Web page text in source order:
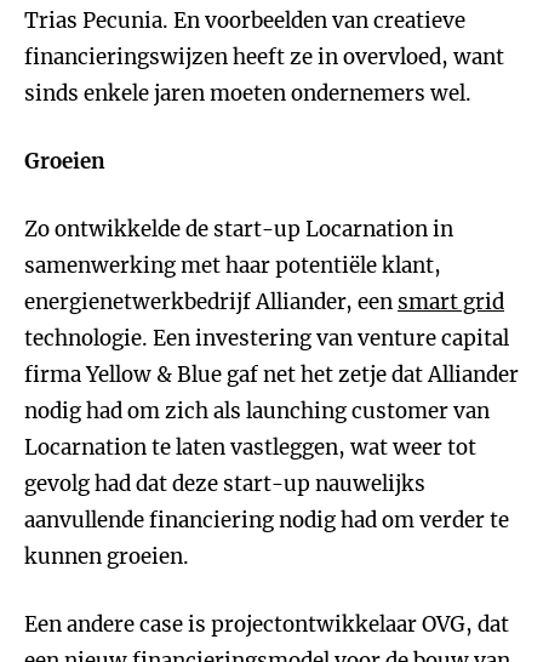
Trias Pecunia. En voorbeelden van creatieve
financieringswijzen heeft ze in overvloed, want
sinds enkele jaren moeten ondernemers wel.
Groeien
Zo ontwikkelde de start-up Locarnation in
samenwerking met haar potentiële klant,
energienetwerkbedrijf Alliander, een smart grid
technologie. Een investering van venture capital
firma Yellow & Blue gaf net het zetje dat Alliander
nodig had om zich als launching customer van
Locarnation te laten vastleggen, wat weer tot
gevolg had dat deze start-up nauwelijks
aanvullende financiering nodig had om verder te
kunnen groeien.
Een andere case is projectontwikkelaar OVG, dat